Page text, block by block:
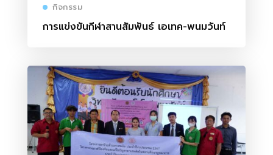
กิจกรรม
การแข่งขันกีฬาสานสัมพันธ์ เอเทค-พนมวันท์